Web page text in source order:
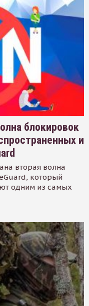
блокировок
и
вторая волна
который
одним из самых